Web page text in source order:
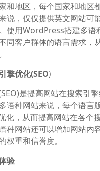
和地区，每个国家和地区
说，仅仅提供英文网站可
使用WordPress搭建多语
同客户群体的语言需求，
擎优化(SEO)
是提高网站在搜索引
语种网站来说，每个语言
化，从而提高网站在各个
种网站还可以增加网站内
权重和信誉度。
验